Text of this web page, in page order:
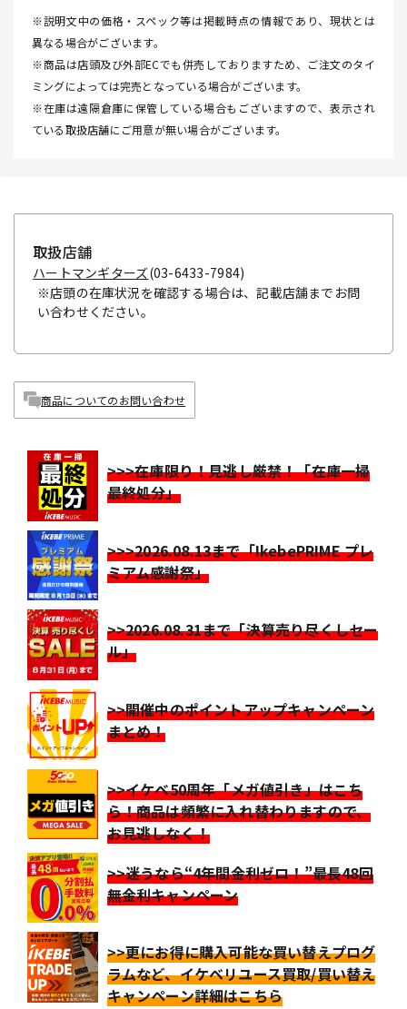
※説明文中の価格・スペック等は掲載時点の情報であり、現状とは
異なる場合がございます。
※商品は店頭及び外部ECでも併売しておりますため、ご注文のタイ
ミングによっては完売となっている場合がございます。
※在庫は遠隔倉庫に保管している場合もございますので、表示され
ている取扱店舗にご用意が無い場合がございます。
取扱店舗
ハートマンギターズ(03-6433-7984)
※店頭の在庫状況を確認する場合は、記載店舗までお問
い合わせください。
商品についてのお問い合わせ
>>>在庫限り！見逃し厳禁！「在庫一掃
最終処分」
>>>2026.08.13まで「IkebePRIME プレ
ミアム感謝祭」
>>2026.08.31まで「決算売り尽くしセー
ル」
>>開催中のポイントアップキャンペーン
まとめ！
>>イケベ50周年「メガ値引き」はこち
ら！商品は頻繁に入れ替わりますので、
お見逃しなく！
>>迷うなら“4年間金利ゼロ！”最長48回
無金利キャンペーン
>>更にお得に購入可能な買い替えプログ
ラムなど、イケベリユース買取/買い替え
キャンペーン詳細はこちら